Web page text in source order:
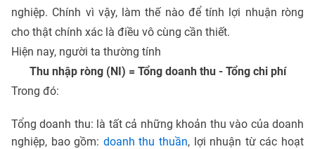
nghiệp. Chính vì vậy, làm thế nào để tính lợi nhuận ròng
cho thật chính xác là điều vô cùng cần thiết.
Hiện nay, người ta thường tính
Thu nhập ròng (NI) = Tổng doanh thu - Tổng chi phí
Trong đó:
Tổng doanh thu: là tất cả những khoản thu vào của doanh
nghiệp, bao gồm: doanh thu thuần, lợi nhuận từ các hoạt